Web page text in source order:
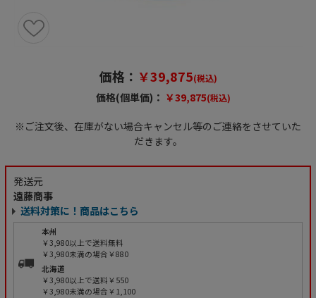
価格： ￥39,875(税込)
価格(個単価)： ￥39,875(税込)
※ご注文後、在庫がない場合キャンセル等のご連絡をさせていた
だきます。
発送元
遠藤商事
送料対策に！商品はこちら
本州
￥3,980以上で送料無料
￥3,980未満の場合￥880
北海道
￥3,980以上で送料￥550
￥3,980未満の場合￥1,100